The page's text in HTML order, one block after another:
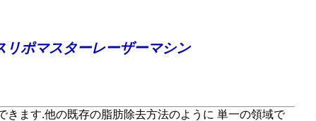
ポマスターレーザーマシン
ます.他の既存の脂肪除去方法のように 単一の領域で